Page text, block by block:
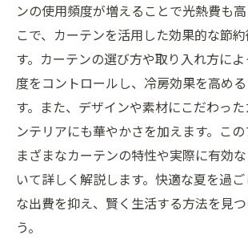
ンの使用頻度が増えることで光熱費も
こで、カーテンを活用した効果的な節
す。カーテンの選び方や取り入れ方に
度をコントロールし、冷房効果を高め
す。また、デザインや素材にこだわっ
ンテリアにも華やかさを加えます。こ
まざまなカーテンの特性や実際に有効
いて詳しく解説します。快適な夏を過
な出費を抑え、賢く生活する方法を見
う。